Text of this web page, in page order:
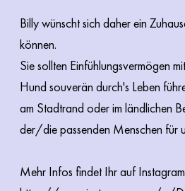
Billy wünscht sich daher ein
können.
Sie sollten Einfühlungsvermögen
Hund souverän durch's Leben
am Stadtrand oder im ländlichen
der/die passenden Menschen für
Mehr Infos findet Ihr auf